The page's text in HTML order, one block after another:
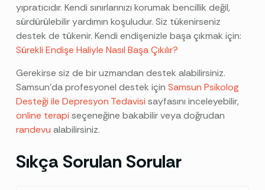
yıpratıcıdır. Kendi sınırlarınızı korumak bencillik değil,
sürdürülebilir yardımın koşuludur. Siz tükenirseniz
destek de tükenir. Kendi endişenizle başa çıkmak için:
Sürekli Endişe Haliyle Nasıl Başa Çıkılır?
Gerekirse siz de bir uzmandan destek alabilirsiniz.
Samsun’da profesyonel destek için Samsun Psikolog
Desteği ile Depresyon Tedavisi sayfasını inceleyebilir,
online terapi seçeneğine bakabilir veya doğrudan
randevu alabilirsiniz.
Sıkça Sorulan Sorular